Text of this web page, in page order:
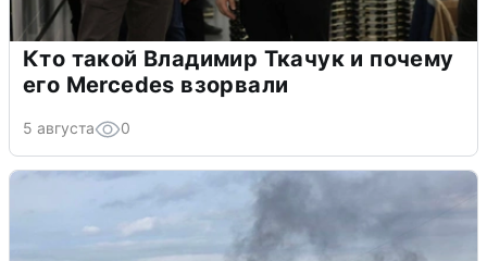
Кто такой Владимир Ткачук и почему
его Mercedes взорвали
5 августа 0